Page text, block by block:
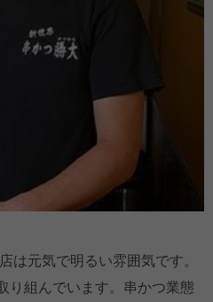
元気で明るい雰囲気です。
り組んでいます。串かつ業態